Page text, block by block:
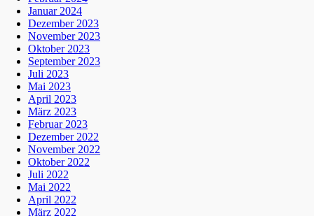
Januar 2024
Dezember 2023
November 2023
Oktober 2023
September 2023
Juli 2023
Mai 2023
April 2023
März 2023
Februar 2023
Dezember 2022
November 2022
Oktober 2022
Juli 2022
Mai 2022
April 2022
März 2022